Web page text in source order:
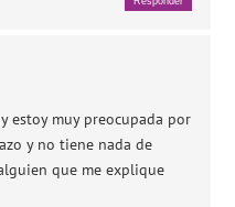
estoy muy preocupada por
y no tiene nada de
que me explique